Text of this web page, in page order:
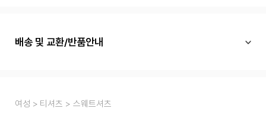
배송 및 교환/반품안내
여성 티셔츠 스웨트셔츠